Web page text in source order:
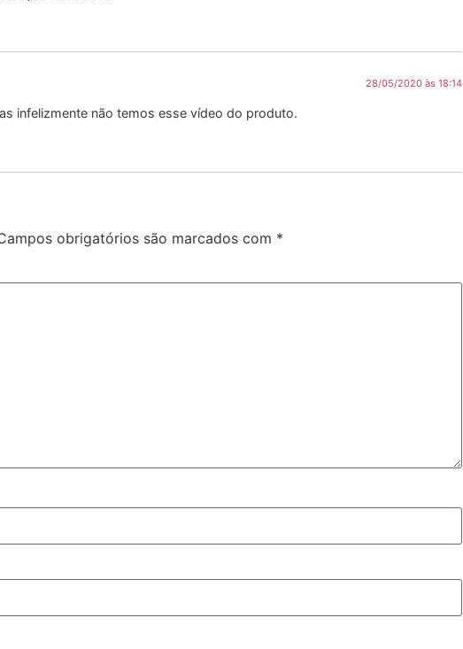
28/05/2020 às 18:14
infelizmente não temos esse vídeo do produto.
obrigatórios são marcados com *